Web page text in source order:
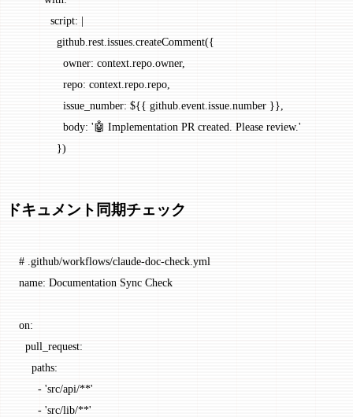
          script
: |
            github.rest.issues.createComment({
              owner: context.repo.owner,
              repo: context.repo.repo,
              issue_number: ${{ github.event.issue.number }},
              body: '🤖 Implementation PR created. Please review.'
            })
ドキュメント同期チェック
# .github/workflows/claude-doc-check.yml
name: Documentation Sync Check
on:
  pull_request
:
    paths
:
      -
'src/api/**'
      -
'src/lib/**'